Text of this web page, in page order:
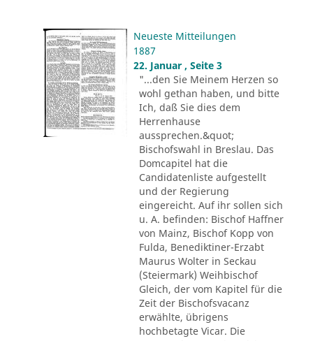
Neueste Mitteilungen
1887
22. Januar , Seite 3
"...den Sie Meinem Herzen so
wohl gethan haben, und bitte
Ich, daß Sie dies dem
Herrenhause
aussprechen.&quot;
Bischofswahl in Breslau. Das
Domcapitel hat die
Candidatenliste aufgestellt
und der Regierung
eingereicht. Auf ihr sollen sich
u. A. befinden: Bischof Haffner
von Mainz, Bischof Kopp von
Fulda, Benediktiner-Erzabt
Maurus Wolter in Seckau
(Steiermark) Weihbischof
Gleich, der vom Kapitel für die
Zeit der Bischofsvacanz
erwählte, übrigens
hochbetagte Vicar. Die